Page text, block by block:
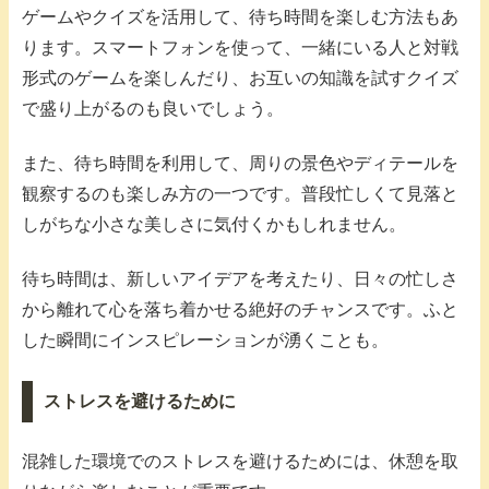
ゲームやクイズを活用して、待ち時間を楽しむ方法もあ
ります。スマートフォンを使って、一緒にいる人と対戦
形式のゲームを楽しんだり、お互いの知識を試すクイズ
で盛り上がるのも良いでしょう。
また、待ち時間を利用して、周りの景色やディテールを
観察するのも楽しみ方の一つです。普段忙しくて見落と
しがちな小さな美しさに気付くかもしれません。
待ち時間は、新しいアイデアを考えたり、日々の忙しさ
から離れて心を落ち着かせる絶好のチャンスです。ふと
した瞬間にインスピレーションが湧くことも。
ストレスを避けるために
混雑した環境でのストレスを避けるためには、休憩を取